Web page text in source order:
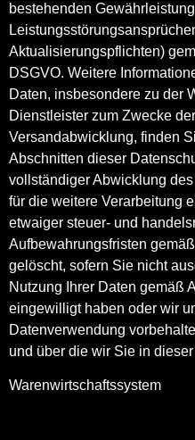
bestehenden
Aktualisierungspflichten)
DSGVO. Weitere
Daten, insbesondere zu der
Dienstleister zum Zwecke
Versandabwicklung, finden
Abschnitten dieser
vollständiger Abwicklung
für die weitere Verarbeitung
etwaiger steuer- und
Aufbewahrungsfristen
gelöscht, sofern Sie nicht
Nutzung Ihrer Daten gemäß
eingewilligt haben oder wir
Datenverwendung
und über die wir Sie in
Warenwirtschaftssystem